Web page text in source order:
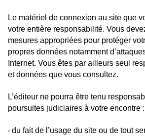
Le matériel de connexion au site que
votre entière responsabilité. Vous
mesures appropriées pour protéger
propres données notamment
Internet. Vous êtes par ailleurs seul
et données que vous consultez.
L’éditeur ne pourra être tenu
poursuites judiciaires à votre encontre :
du fait de l’usage du site ou de tout